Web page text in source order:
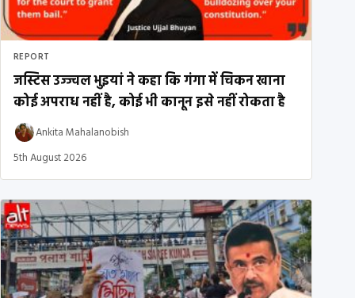
REPORT
जस्टिस उज्ज्वल भुइयां ने कहा कि गंगा में चिकन खाना
कोई अपराध नहीं है, कोई भी कानून इसे नहीं रोकता है
Ankita Mahalanobish
5th August 2026